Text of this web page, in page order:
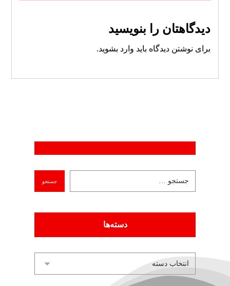
دیدگاهتان را بنویسید
برای نوشتن دیدگاه باید وارد بشوید.
دسته‌ها